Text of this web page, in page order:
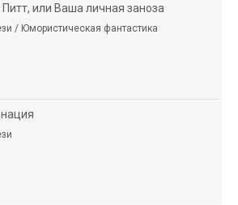
Питт, или Ваша личная заноза
/ Юмористическая фантастика